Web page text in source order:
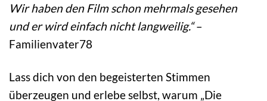
Wir haben den Film schon mehrmals gesehen
und er wird einfach nicht langweilig.“–
Familienvater78
Lass dich von den begeisterten Stimmen
überzeugen und erlebe selbst, warum „Die